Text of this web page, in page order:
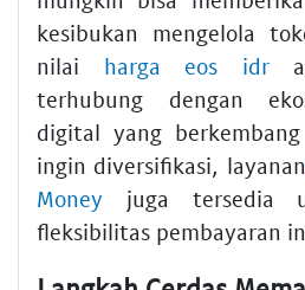
kesibukan mengelola
nilai harga eos idr
terhubung dengan
digital yang
ingin diversifikasi, layanan
Money juga tersedia
fleksibilitas pembayaran